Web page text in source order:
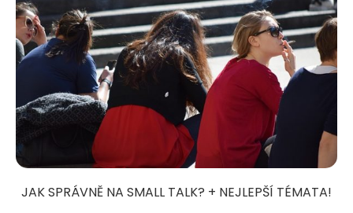
JAK SPRÁVNĚ NA SMALL TALK? + NEJLEPŠÍ TÉMATA!